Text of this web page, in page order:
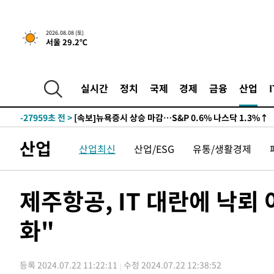
2026.08.08 (토)
서울 29.2℃
실시간 정치 국제 경제 금융 산업
-27959초 전 > [속보]뉴욕증시 상승 마감…S&P 0.6% 나스닥 1.3%↑
산업 산업최신 산업/ESG 유통/생활경제
제주항공, IT 대란에 낙
화"
등록 2024.07.22 11:22:11 수정 2024.07.22 12:38:52